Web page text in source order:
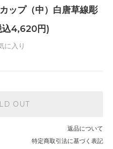
ップ（中）白唐草線彫
4,620円)
に入り
OUT
返品について
特定商取引法に基づく表記